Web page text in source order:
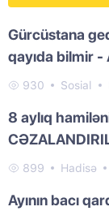
Gürcüstana
qayıda bilmir -
930 Sosial
8 aylıq
899 Hadisə
Ayının bacı